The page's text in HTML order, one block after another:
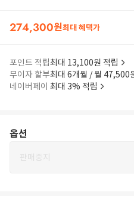
274,300원최대 혜택가
포인트 적립최대 13,100원 적립
무이자 할부최대 6개월 / 월 47,500
네이버페이 최대 3% 적립
옵션
판매중지